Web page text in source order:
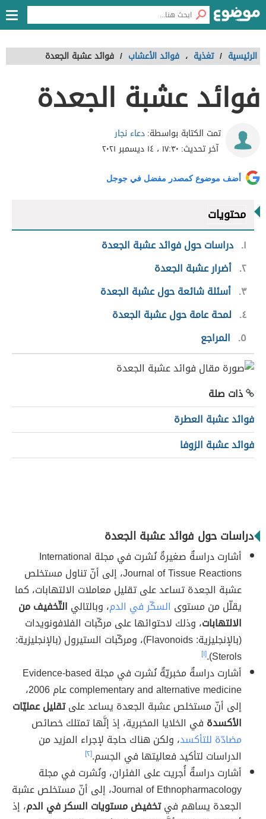
الرئيسية / تغذية ، فوائد الأعشاب / فوائد عشبة الجعدة
فوائد عشبة الجعدة
تمت الكتابة بواسطة:دعاء نجار
آخر تحديث: ١٧:٣٠ ، ١٤ ديسمبر ٢٠٢١
أضف موضوع كمصدر مفضل في جوجل
محتويات
١ دراسات حول فوائد عشبة الجعدة
٢ أضرار عشبة الجعدة
٣ أسئلة شائعة حول عشبة الجعدة
٤ لمحة عامة حول عشبة الجعدة
٥
المراجع
ذات صلة
فوائد عشبة العطرة
فوائد عشبة الزوفا
دراسات حول فوائد عشبة الجعدة
أشارت دراسةٌ صغيرةٌ نُشرت في مجلة International
Journal of Tissue Reactions، إلى أنّ تناول مستخلص
عشبة الجعدة تساعد على تقليل معاملات الالتهابات، كما
يقلّل من مستوى السكّر في الدم، وبالتالي التّخفيف من
الالتهابات، وذلك لاحتوائها على مركّبات الفلافونويدات
(بالإنجليزية: Flavonoids)، ومركّبات الستيرول (بالإنجليزية:
Sterols). [١]
أشارت دراسةٌ مخبريّةٌ نُشرت في مجلة Evidence-based
complementary and alternative medicine عام 2006،
إلى أنّ مستخلص عشبة الجعدة يساعد علىتقليل عمليّات
الأكسدة في الخلايا المخبرية، إذ إنَّها تمتلك خصائص
مضادّة للتأكسد، ولكن هناك حاجة لإجراء المزيد من
الدراسات لتأكيد فعاليتها في الجسم.[٢]
أشارت دراسةٌ أُجريت على الفئران، ونُشرت في مجلة
Journal of Ethnopharmacology، إلى أنّ مستخلص عشبة
الجعدة يساهم فيتخفيض مستويات السكر في الدم، إذ